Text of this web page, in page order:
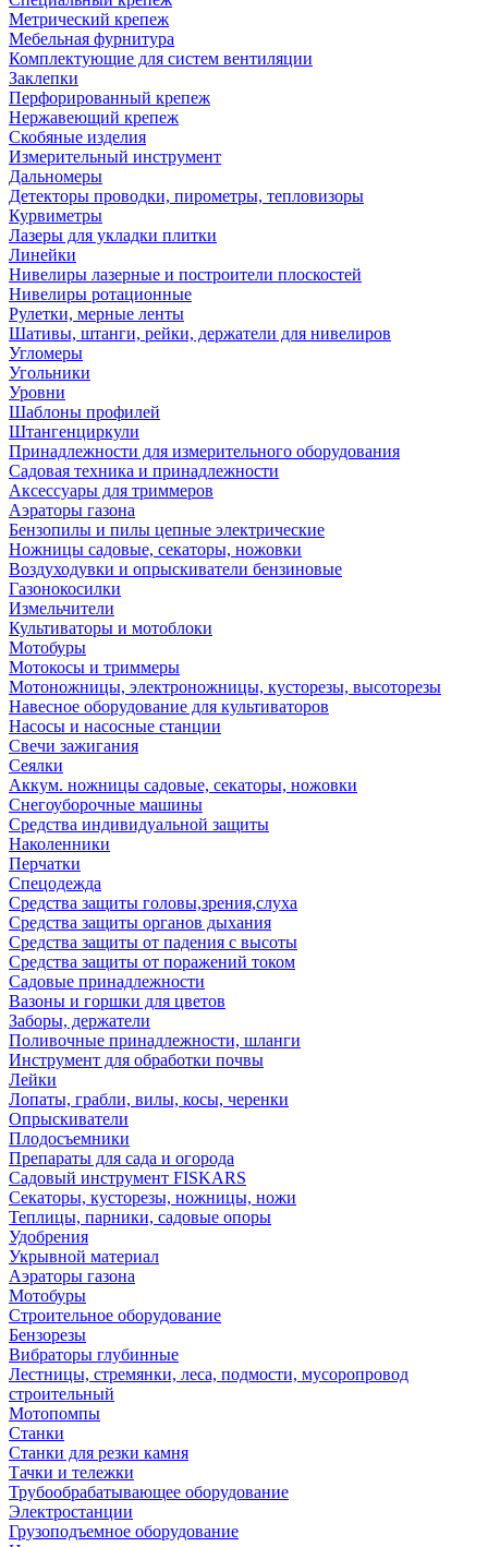
Метрический крепеж
Мебельная фурнитура
Комплектующие для систем вентиляции
Заклепки
Перфорированный крепеж
Нержавеющий крепеж
Скобяные изделия
Измерительный инструмент
Дальномеры
Детекторы проводки, пирометры, тепловизоры
Курвиметры
Лазеры для укладки плитки
Линейки
Нивелиры лазерные и построители плоскостей
Нивелиры ротационные
Рулетки, мерные ленты
Шативы, штанги, рейки, держатели для нивелиров
Угломеры
Угольники
Уровни
Шаблоны профилей
Штангенциркули
Принадлежности для измерительного оборудования
Садовая техника и принадлежности
Аксессуары для триммеров
Аэраторы газона
Бензопилы и пилы цепные электрические
Ножницы садовые, секаторы, ножовки
Воздуходувки и опрыскиватели бензиновые
Газонокосилки
Измельчители
Культиваторы и мотоблоки
Мотобуры
Мотокосы и триммеры
Мотоножницы, электроножницы, кусторезы, высоторезы
Навесное оборудование для культиваторов
Насосы и насосные станции
Свечи зажигания
Сеялки
Аккум. ножницы садовые, секаторы, ножовки
Снегоуборочные машины
Средства индивидуальной защиты
Наколенники
Перчатки
Спецодежда
Средства защиты головы,зрения,слуха
Средства защиты органов дыхания
Средства защиты от падения с высоты
Средства защиты от поражений током
Садовые принадлежности
Вазоны и горшки для цветов
Заборы, держатели
Поливочные принадлежности, шланги
Инструмент для обработки почвы
Лейки
Лопаты, грабли, вилы, косы, черенки
Опрыскиватели
Плодосъемники
Препараты для сада и огорода
Садовый инструмент FISKARS
Секаторы, кусторезы, ножницы, ножи
Теплицы, парники, садовые опоры
Удобрения
Укрывной материал
Аэраторы газона
Мотобуры
Строительное оборудование
Бензорезы
Вибраторы глубинные
Лестницы, стремянки, леса, подмости, мусоропровод
строительный
Мотопомпы
Станки
Станки для резки камня
Тачки и тележки
Трубообрабатывающее оборудование
Электростанции
Грузоподъемное оборудование